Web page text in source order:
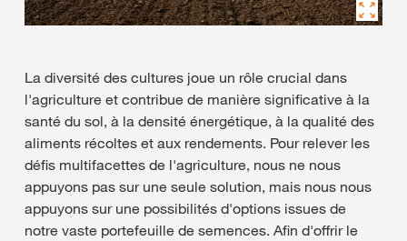
La diversité des cultures joue un rôle crucial dans
l'agriculture et contribue de manière significative à la
santé du sol, à la densité énergétique, à la qualité des
aliments récoltes et aux rendements. Pour relever les
défis multifacettes de l'agriculture, nous ne nous
appuyons pas sur une seule solution, mais nous nous
appuyons sur une possibilités d'options issues de
notre vaste portefeuille de semences. Afin d'offrir le